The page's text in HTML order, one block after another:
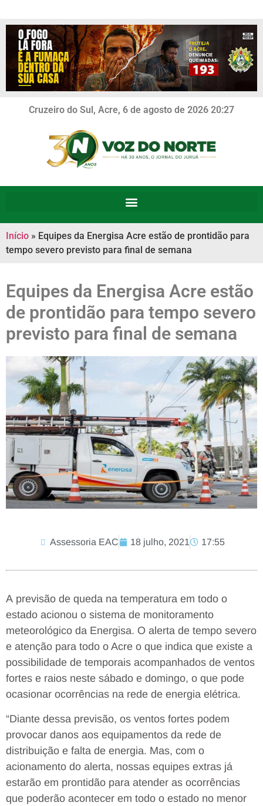
Cruzeiro do Sul, Acre, 6 de agosto de 2026 20:27
Início » Equipes da Energisa Acre estão de prontidão para
tempo severo previsto para final de semana
Equipes da Energisa Acre estão
de prontidão para tempo severo
previsto para final de semana
Assessoria EAC 18 julho, 2021 17:55
A previsão de queda na temperatura em todo o
estado acionou o sistema de monitoramento
meteorológico da Energisa. O alerta de tempo severo
e atenção para todo o Acre o que indica que existe a
possibilidade de temporais acompanhados de ventos
fortes e raios neste sábado e domingo, o que pode
ocasionar ocorrências na rede de energia elétrica.
“Diante dessa previsão, os ventos fortes podem
provocar danos aos equipamentos da rede de
distribuição e falta de energia. Mas, com o
acionamento do alerta, nossas equipes extras já
estarão em prontidão para atender as ocorrências
que poderão acontecer em todo o estado no menor